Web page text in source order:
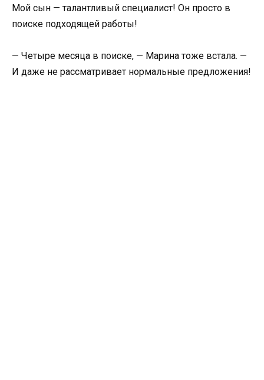
Мой сын — талантливый специалист! Он просто в
поиске подходящей работы!
— Четыре месяца в поиске, — Марина тоже встала. —
И даже не рассматривает нормальные предложения!